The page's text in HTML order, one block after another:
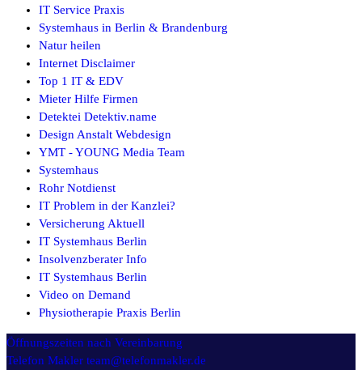
IT Service Praxis
Systemhaus in Berlin & Brandenburg
Natur heilen
Internet Disclaimer
Top 1 IT & EDV
Mieter Hilfe Firmen
Detektei Detektiv.name
Design Anstalt Webdesign
YMT - YOUNG Media Team
Systemhaus
Rohr Notdienst
IT Problem in der Kanzlei?
Versicherung Aktuell
IT Systemhaus Berlin
Insolvenzberater Info
IT Systemhaus Berlin
Video on Demand
Physiotherapie Praxis Berlin
Öffnungszeiten nach Vereinbarung
Telefon Makler team@telefonmakler.de